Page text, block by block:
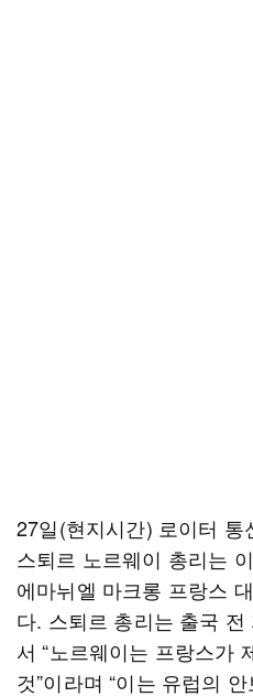
27일(현지시간) 로이터 통
스퇴르 노르웨이 총리는
에마뉘엘 마크롱 프랑스
다. 스퇴르 총리는 출국
서 “노르웨이는 프랑스가
것”이라며 “이는 유럽의